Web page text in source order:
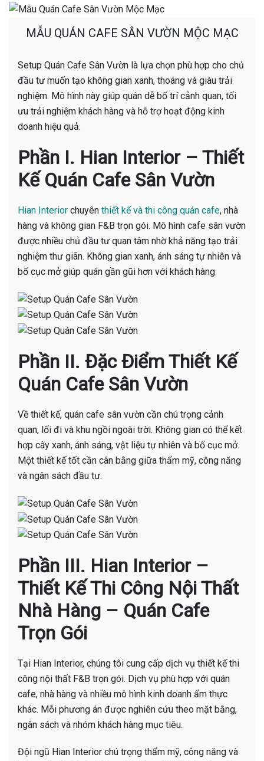
MẪU QUÁN CAFE SÂN VƯỜN MỘC MẠC
Setup Quán Cafe Sân Vườn là lựa chọn phù hợp cho chủ
đầu tư muốn tạo không gian xanh, thoáng và giàu trải
nghiệm. Mô hình này giúp quán dễ bố trí cảnh quan, tối
ưu trải nghiệm khách hàng và hỗ trợ hoạt động kinh
doanh hiệu quả.
Phần I. Hian Interior – Thiết
Kế Quán Cafe Sân Vườn
Hian Interior chuyên thiết kế và thi công quán cafe, nhà
hàng và không gian F&B trọn gói. Mô hình cafe sân vườn
được nhiều chủ đầu tư quan tâm nhờ khả năng tạo trải
nghiệm thư giãn. Không gian xanh, ánh sáng tự nhiên và
bố cục mở giúp quán gần gũi hơn với khách hàng.
Phần II. Đặc Điểm Thiết Kế
Quán Cafe Sân Vườn
Về thiết kế, quán cafe sân vườn cần chú trọng cảnh
quan, lối đi và khu ngồi ngoài trời. Không gian có thể kết
hợp cây xanh, ánh sáng, vật liệu tự nhiên và bố cục mở.
Một thiết kế tốt cần cân bằng giữa thẩm mỹ, công năng
và ngân sách đầu tư.
Phần III. Hian Interior –
Thiết Kế Thi Công Nội Thất
Nhà Hàng – Quán Cafe
Trọn Gói
Tại Hian Interior, chúng tôi cung cấp dịch vụ thiết kế thi
công nội thất F&B trọn gói. Dịch vụ phù hợp với quán
cafe, nhà hàng và nhiều mô hình kinh doanh ẩm thực
khác. Mỗi phương án được nghiên cứu theo mặt bằng,
ngân sách và nhóm khách hàng mục tiêu.
Đội ngũ Hian Interior chú trọng thẩm mỹ, công năng và